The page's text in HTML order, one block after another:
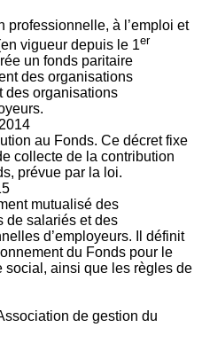
professionnelle, à l’emploi et
vigueur depuis le 1er
un fonds paritaire
des organisations
des organisations
au Fonds. Ce décret fixe
collecte de la contribution
prévue par la loi.
mutualisé des
de salariés et des
d’employeurs. Il définit
du Fonds pour le
social, ainsi que les règles de
de gestion du